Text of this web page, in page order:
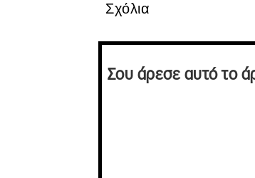
Σχόλια
Σου άρεσε αυτό το